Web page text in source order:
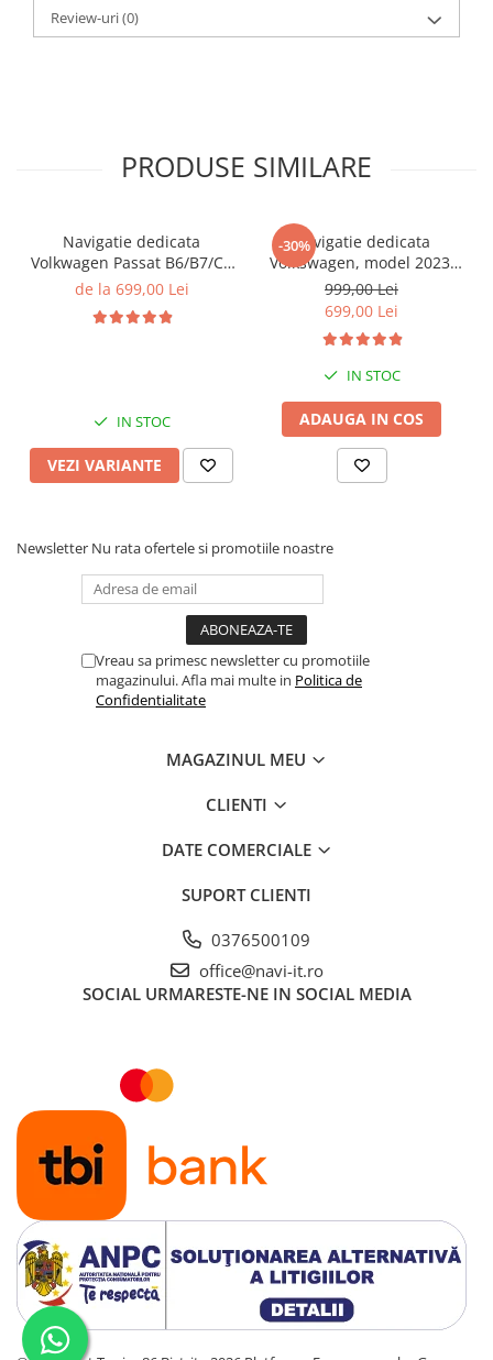
Review-uri(0)
PRODUSE SIMILARE
Navigatie dedicata
Volkwagen Passat B6/B7/CC
Gri, 4GB RAM 64GB ROM,
Display QLED 10", DSP,
de la 699,00 Lei
IN STOC
VEZI VARIANTE
-30%Navigatie dedicata
Volkswagen, model 2023,
4GB RAM 64GB ROM,
Quadcore, Android 14,
Display QLED 7", DSP,
Carplay&Android Auto,
Suport camere AHD
999,00 Lei
699,00 Lei
IN STOC
ADAUGA IN COS
Newsletter Nu rata ofertele si promotiile noastre
Vreau sa primesc newsletter cu promotiile
magazinului. Afla mai multe in Politica de
Confidentialitate
MAGAZINUL MEU
CLIENTI
DATE COMERCIALE
SUPORT CLIENTI
0376500109
office@navi-it.ro
SOCIAL URMARESTE-NE IN SOCIAL MEDIA